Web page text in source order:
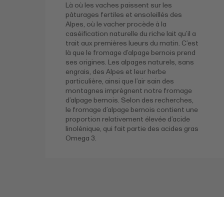
Là où les vaches paissent sur les
pâturages fertiles et ensoleillés des
Alpes, où le vacher procède à la
caséification naturelle du riche lait qu’il a
trait aux premières lueurs du matin. C’est
là que le fromage d’alpage bernois prend
ses origines. Les alpages naturels, sans
engrais, des Alpes et leur herbe
particulière, ainsi que l’air sain des
montagnes imprègnent notre fromage
d’alpage bernois. Selon des recherches,
le fromage d’alpage bernois contient une
proportion relativement élevée d’acide
linolénique, qui fait partie des acides gras
Omega 3.